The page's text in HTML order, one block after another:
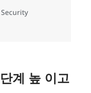
계 높 이고